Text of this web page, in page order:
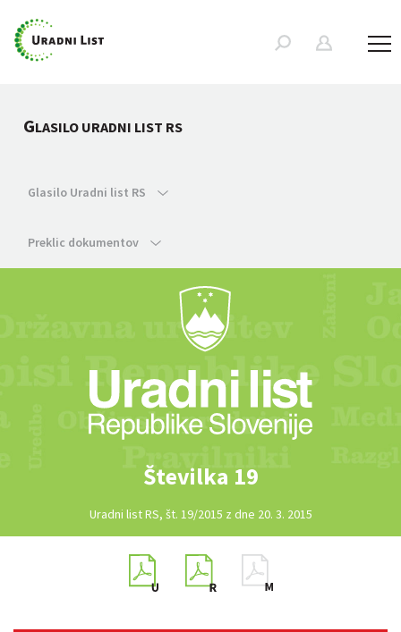
GLASILO URADNI LIST RS
Glasilo Uradni list RS
Preklic dokumentov
Številka 19
Uradni list RS, št. 19/2015 z dne 20. 3. 2015